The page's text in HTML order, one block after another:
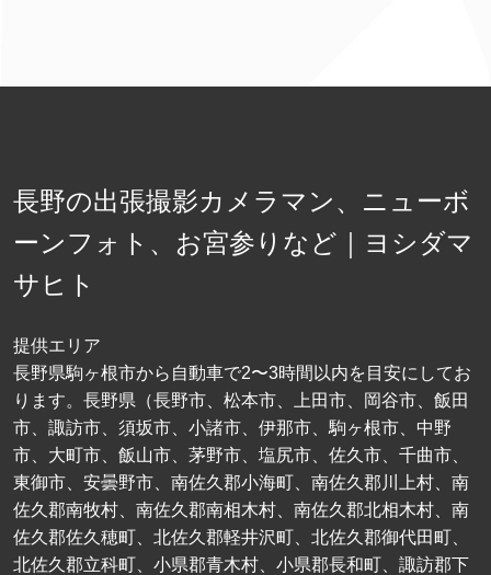
長野の出張撮影カメラマン、ニューボ
ーンフォト、お宮参りなど｜ヨシダマ
サヒト
提供エリア
長野県駒ヶ根市から自動車で2〜3時間以内を目安にしてお
ります。長野県（長野市、松本市、上田市、岡谷市、飯田
市、諏訪市、須坂市、小諸市、伊那市、駒ヶ根市、中野
市、大町市、飯山市、茅野市、塩尻市、佐久市、千曲市、
東御市、安曇野市、南佐久郡小海町、南佐久郡川上村、南
佐久郡南牧村、南佐久郡南相木村、南佐久郡北相木村、南
佐久郡佐久穂町、北佐久郡軽井沢町、北佐久郡御代田町、
北佐久郡立科町、小県郡青木村、小県郡長和町、諏訪郡下